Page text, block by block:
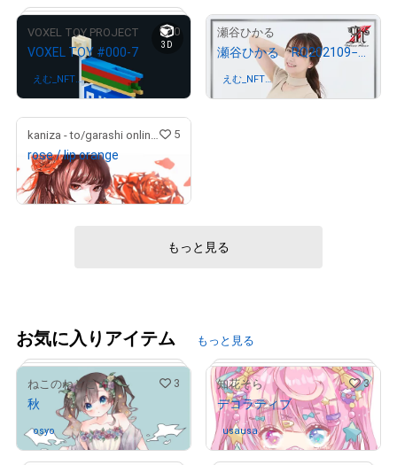
# 326/428
3D
VOXEL TOY PROJECT 0
VOXEL TOY #000-7
えむ_NFT
さんが保有中
瀬谷ひかる 5
瀬谷ひかる RQ202109−08
えむ_NFT
コレクター
さんが保有中
kaniza - to/garashi online store 5
rose / lip orange
¥95,000
もっと見る
お気に入りアイテム もっと見る
ねこのねどこ 3
秋
osyo さんが保有中
知花そら 3
デコラティブ
usausaさんが保有中